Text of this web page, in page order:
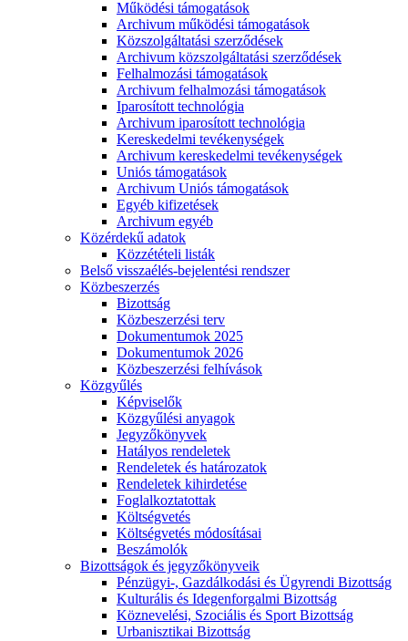
Működési támogatások
Archivum működési támogatások
Közszolgáltatási szerződések
Archivum közszolgáltatási szerződések
Felhalmozási támogatások
Archivum felhalmozási támogatások
Iparosított technológia
Archivum iparosított technológia
Kereskedelmi tevékenységek
Archivum kereskedelmi tevékenységek
Uniós támogatások
Archivum Uniós támogatások
Egyéb kifizetések
Archivum egyéb
Közérdekű adatok
Közzétételi listák
Belső visszaélés-bejelentési rendszer
Közbeszerzés
Bizottság
Közbeszerzési terv
Dokumentumok 2025
Dokumentumok 2026
Közbeszerzési felhívások
Közgyűlés
Képviselők
Közgyűlési anyagok
Jegyzőkönyvek
Hatályos rendeletek
Rendeletek és határozatok
Rendeletek kihirdetése
Foglalkoztatottak
Költségvetés
Költségvetés módosításai
Beszámolók
Bizottságok és jegyzőkönyveik
Pénzügyi-, Gazdálkodási és Ügyrendi Bizottság
Kulturális és Idegenforgalmi Bizottság
Köznevelési, Szociális és Sport Bizottság
Urbanisztikai Bizottság